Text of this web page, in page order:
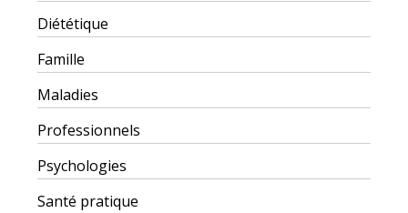
Diététique
Famille
Maladies
Professionnels
Psychologies
Santé pratique